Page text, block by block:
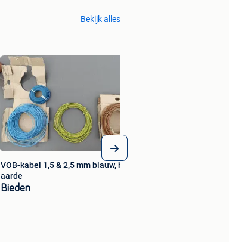
Bekijk alles
VOB-kabel 1,5 & 2,5 mm blauw, bruin,
aarde
Bieden